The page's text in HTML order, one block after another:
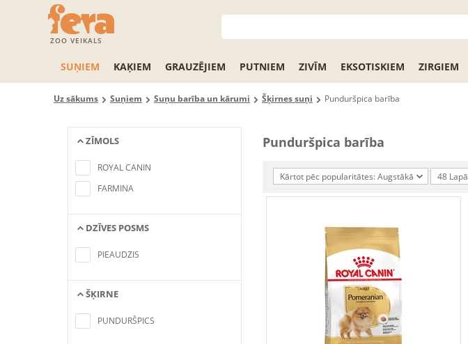
ZOO VEIKALS
SUŅIEM KAĶIEM GRAUZĒJIEM PUTNIEM ZIVĪM EKSOTISKIEM ZIRGIEM
Uz sākums Suņiem Suņu barība un kārumi Šķirnes suņi Punduršpica barība
ZĪMOLS
criteria
ROYAL CANIN
FARMINA
DZĪVES POSMS
PIEAUDZIS
ŠĶIRNE
criteria
PUNDURŠPICS
Punduršpica barība
Kārtot pēc popularitātes: Augstākā 48 Lapā